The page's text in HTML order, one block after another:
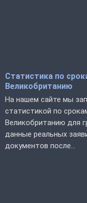
Статистика по
Великобританию
На нашем сайте мы
статистикой по
Великобританию для
данные реальных
документов после...